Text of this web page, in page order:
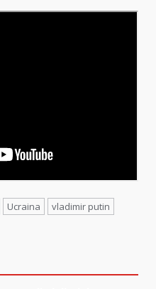
Ucraina vladimir putin